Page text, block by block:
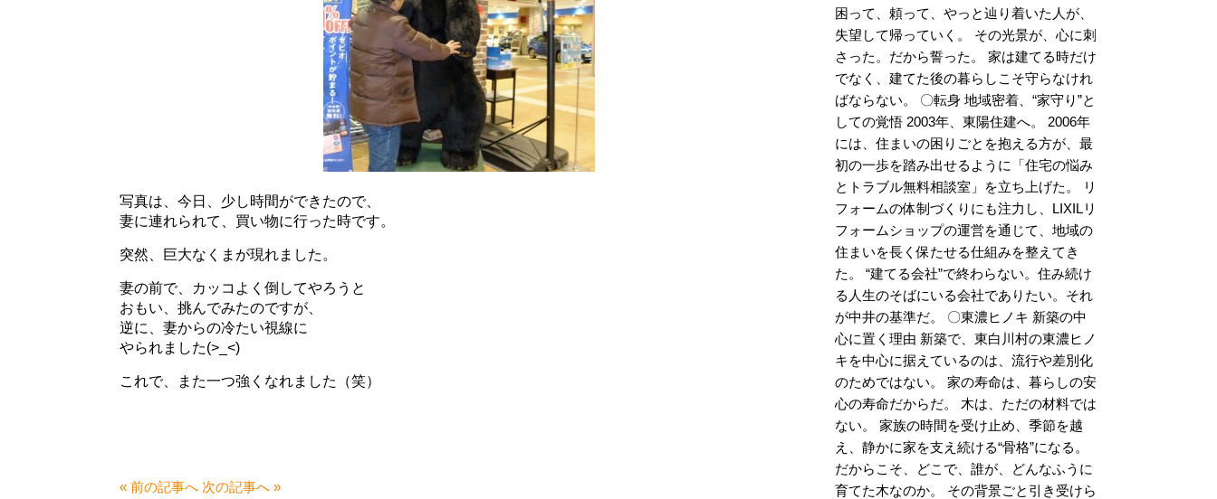
写真は、今日、少し時間ができたので、
妻に連れられて、買い物に行った時です。
突然、巨大なくまが現れました。
妻の前で、カッコよく倒してやろうと
おもい、挑んでみたのですが、
逆に、妻からの冷たい視線に
やられました(>_<)
これで、また一つ強くなれました（笑）
« 前の記事へ 次の記事へ »
困って、頼って、やっと辿り着いた人が、
失望して帰っていく。 その光景が、心に刺
さった。だから誓った。 家は建てる時だけ
でなく、建てた後の暮らしこそ守らなけれ
ばならない。 〇転身 地域密着、“家守り”と
しての覚悟 2003年、東陽住建へ。 2006年
には、住まいの困りごとを抱える方が、最
初の一歩を踏み出せるように「住宅の悩み
とトラブル無料相談室」を立ち上げた。 リ
フォームの体制づくりにも注力し、LIXILリ
フォームショップの運営を通じて、地域の
住まいを長く保たせる仕組みを整えてき
た。 “建てる会社”で終わらない。住み続け
る人生のそばにいる会社でありたい。それ
が中井の基準だ。 〇東濃ヒノキ 新築の中
心に置く理由 新築で、東白川村の東濃ヒノ
キを中心に据えているのは、流行や差別化
のためではない。 家の寿命は、暮らしの安
心の寿命だからだ。 木は、ただの材料では
ない。 家族の時間を受け止め、季節を越
え、静かに家を支え続ける“骨格”になる。
だからこそ、どこで、誰が、どんなふうに
育てた木なのか。 その背景ごと引き受けら